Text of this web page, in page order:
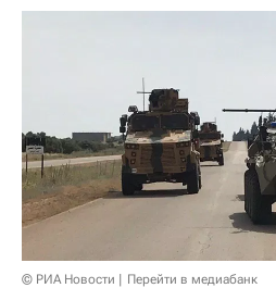
© РИА Новости
Перейти в медиабанк